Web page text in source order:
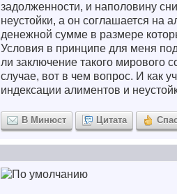
задолженности, и наполовину
неустойки, а он соглашается на
денежной сумме в размере
Условия в принципе для меня
ли заключение такого мирового
случае, вот в чем вопрос. И как
индексации алиментов и
В Минюст Цитата